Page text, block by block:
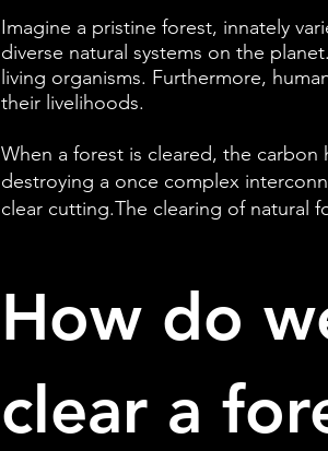
Imagine a pristine forest, innately
diverse natural systems on the
living organisms. Furthermore,
their livelihoods.
When a forest is cleared, the
destroying a once complex
clear cutting.The clearing of natural
How do
clear a